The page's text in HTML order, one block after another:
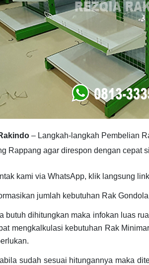
– Langkah-langkah Pembelian
Rappang agar direspon dengan cepat
kami via WhatsApp, klik langsung
jumlah kebutuhan Rak
butuh dihitungkan maka infokan luas
mengkalkulasi kebutuhan Rak
sudah sesuai hitungannya maka